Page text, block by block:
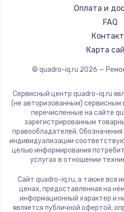
Оплата и
FAQ
Карта
© quadro-iq.ru 2026 —
Сервисный центр quadro-iq.ru
(не авторизованным) сервисным
перечисленные на сайте
зарегистрированным
правообладателей.
индивидуализации
целью информирования
услугах в отношении
Сайт quadro-iq.ru, а также вся
ценах, предоставленная на
информационный характер и
является публичной офертой,